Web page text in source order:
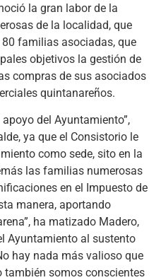
la gran labor de la
de la localidad, que
familias asociadas, que
objetivos la gestión de
compras de sus asociados
quintanareños.
del Ayuntamiento”,
ya que el Consistorio le
como sede, sito en la
las familias numerosas
en el Impuesto de
manera, aportando
ha matizado Madero,
Ayuntamiento al sustento
hay nada más valioso que
también somos conscientes